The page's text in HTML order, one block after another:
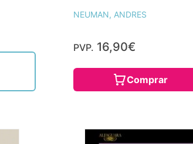
NEUMAN, ANDRES
PVP. 16,90€
Comprar